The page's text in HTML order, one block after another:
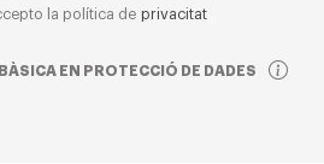
la política de privacitat
EN PROTECCIÓ DE DADES